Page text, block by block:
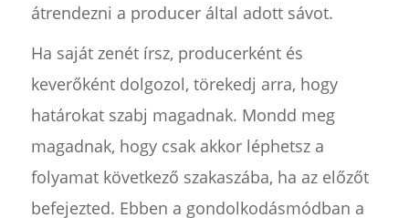
átrendezni a producer által adott sávot.
Ha saját zenét írsz, producerként és
keverőként dolgozol, törekedj arra, hogy
határokat szabj magadnak. Mondd meg
magadnak, hogy csak akkor léphetsz a
folyamat következő szakaszába, ha az előzőt
befejezted. Ebben a gondolkodásmódban a